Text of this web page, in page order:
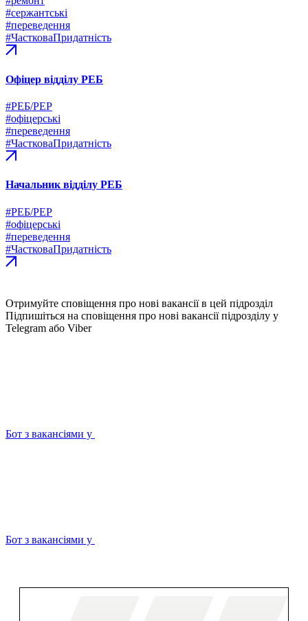
#сержантські
#переведення
#ЧастковаПридатність
Офіцер відділу РЕБ
#РЕБ/РЕР
#офіцерські
#переведення
#ЧастковаПридатність
Начальник відділу РЕБ
#РЕБ/РЕР
#офіцерські
#переведення
#ЧастковаПридатність
Отримуйте сповіщення про нові вакансії в цей підрозділ
Підпишіться на сповіщення про нові вакансії підрозділу у
Telegram або Viber
Бот з вакансіями у
Бот з вакансіями у